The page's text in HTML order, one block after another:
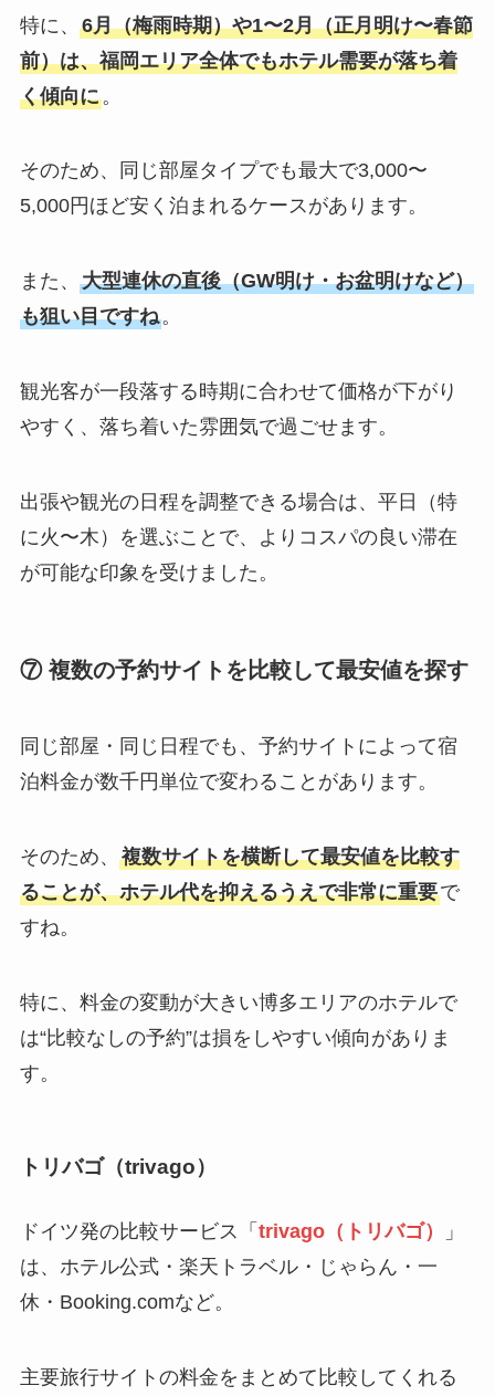
特に、 6月（梅雨時期）や1〜2月（正月明け〜春節
前）は、福岡エリア全体でもホテル需要が落ち着
く傾向に。
そのため、同じ部屋タイプでも最大で3,000〜
5,000円ほど安く泊まれるケースがあります。
また、 大型連休の直後（GW明け・お盆明けなど）
も狙い目ですね。
観光客が一段落する時期に合わせて価格が下がり
やすく、落ち着いた雰囲気で過ごせます。
出張や観光の日程を調整できる場合は、平日（特
に火〜木）を選ぶことで、よりコスパの良い滞在
が可能な印象を受けました。
⑦ 複数の予約サイトを比較して最安値を探す
同じ部屋・同じ日程でも、予約サイトによって宿
泊料金が数千円単位で変わることがあります。
そのため、 複数サイトを横断して最安値を比較す
ることが、ホテル代を抑えるうえで非常に重要で
すね。
特に、料金の変動が大きい博多エリアのホテルで
は“比較なしの予約”は損をしやすい傾向がありま
す。
トリバゴ（trivago）
ドイツ発の比較サービス「 trivago（トリバゴ）
」
は、ホテル公式・楽天トラベル・じゃらん・一
休・Booking.comなど。
主要旅行サイトの料金をまとめて比較してくれる